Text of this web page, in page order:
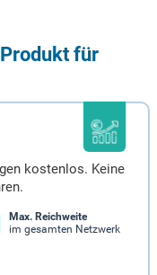
für
kostenlos. Keine
Max. Reichweite
im gesamten Netzwerk